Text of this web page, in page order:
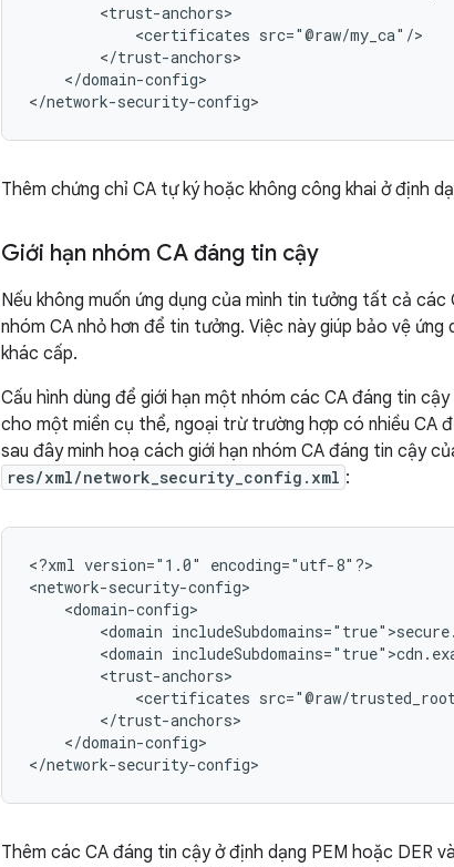
<certificates
</domain-config>
</network-security-config>
Thêm chứng chỉ CA tự ký hoặc không công khai ở định
Giới hạn nhóm CA đáng tin cậy
Nếu không muốn ứng dụng của mình tin tưởng tất cả
nhóm CA nhỏ hơn để tin tưởng. Việc này giúp bảo vệ
khác cấp.
Cấu hình dùng để giới hạn một nhóm các CA đáng tin
cho một miền cụ thể, ngoại trừ trường hợp có nhiều CA
sau đây minh hoạ cách giới hạn nhóm CA đáng tin cậy
res/xml/network_security_config.xml :
<?xml version="1.0"
encoding="utf-8"?>
<domain
<domain
<certificates
</domain-config>
</network-security-config>
Thêm các CA đáng tin cậy ở định dạng PEM hoặc DER